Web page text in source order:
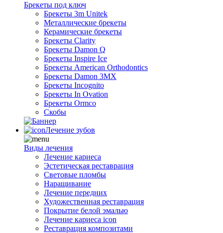
Брекеты под ключ
Брекеты 3m Unitek
Металлические брекеты
Керамические брекеты
Брекеты Clarity
Брекеты Damon Q
Брекеты Inspire Ice
Брекеты American Orthodontics
Брекеты Damon 3MX
Брекеты Incognito
Брекеты In Ovation
Брекеты Ormco
Скобы
Лечение зубов
Виды лечения
Лечение кариеса
Эстетическая реставрация
Световые пломбы
Наращивание
Лечение передних
Художественная реставрация
Покрытие белой эмалью
Лечение кариеса icon
Реставрация композитами